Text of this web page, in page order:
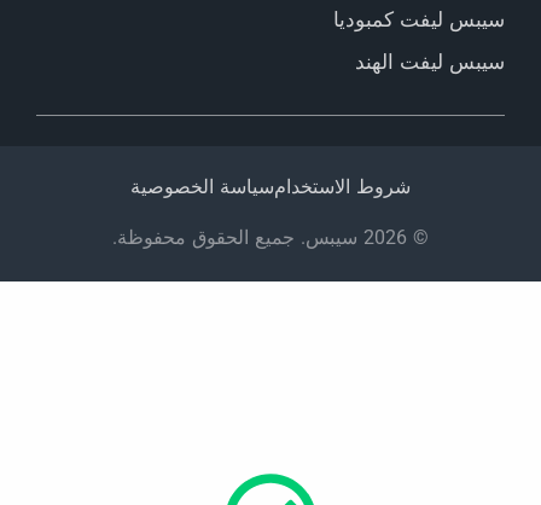
سيبس ليفت كمبوديا
سيبس ليفت الهند
شروط الاستخدامسياسة الخصوصية
© 2026 سيبس. جميع الحقوق محفوظة.